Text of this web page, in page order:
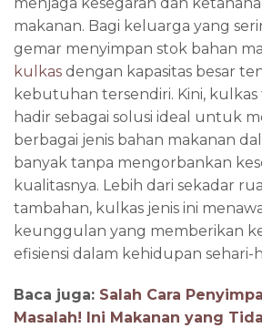
makanan. Bagi keluarga yang
gemar menyimpan stok bahan
kulkas dengan kapasitas besar
kebutuhan tersendiri. Kini, kulkas
hadir sebagai solusi ideal untuk
berbagai jenis bahan makanan
banyak tanpa mengorbankan
kualitasnya. Lebih dari sekadar
tambahan, kulkas jenis ini
keunggulan yang memberikan
efisiensi dalam kehidupan sehari-
Baca juga: Salah Cara
Masalah! Ini Makanan yang